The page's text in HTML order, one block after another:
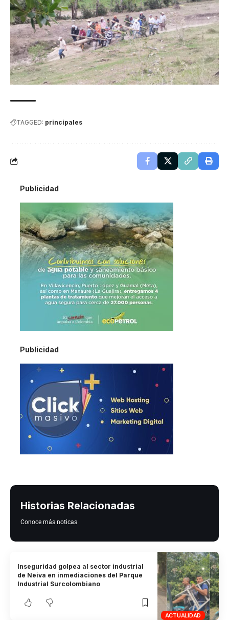
TAGGED: principales
Publicidad
Publicidad
Historias Relacionadas
Conoce más noticas
ACTUALIDAD
Inseguridad golpea al sector industrial
de Neiva en inmediaciones del Parque
Industrial Surcolombiano